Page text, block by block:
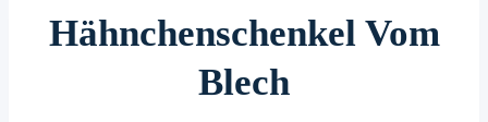
Hähnchenschenkel Vom
Blech